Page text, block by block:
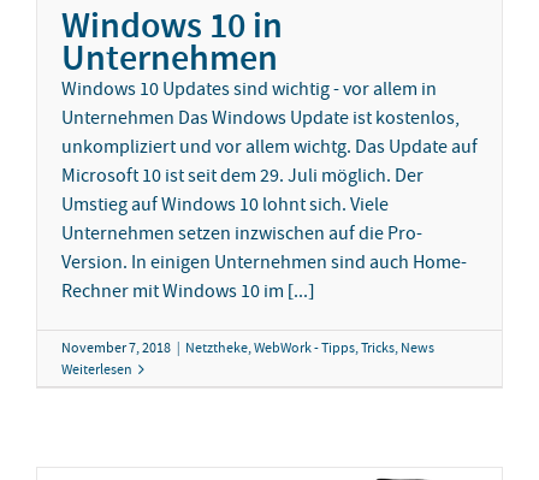
Windows 10 in
Unternehmen
Windows 10 Updates sind wichtig - vor allem in
Unternehmen Das Windows Update ist kostenlos,
unkompliziert und vor allem wichtg. Das Update auf
Microsoft 10 ist seit dem 29. Juli möglich. Der
Umstieg auf Windows 10 lohnt sich. Viele
Unternehmen setzen inzwischen auf die Pro-
Version. In einigen Unternehmen sind auch Home-
Rechner mit Windows 10 im [...]
November 7, 2018 | Netztheke,WebWork - Tipps, Tricks, News
Weiterlesen